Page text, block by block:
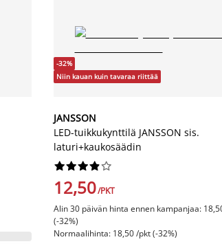
-32%
Niin kauan kuin tavaraa riittää
JANSSON
LED-tuikkukynttilä JANSSON sis.
laturi+kaukosäädin






12,50/PKT
Alin 30 päivän hinta ennen kampanjaa:
(-32%)
Normaalihinta: 18,50 /pkt (-32%)